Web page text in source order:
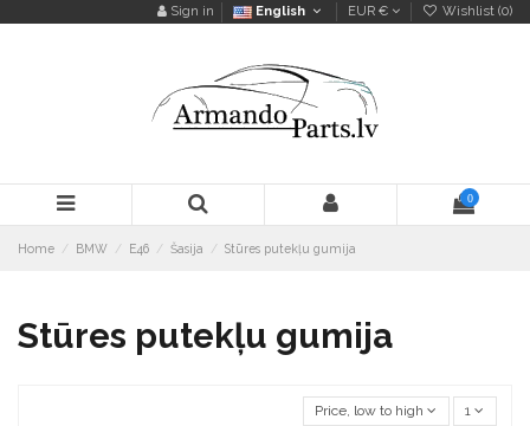
Sign in English EUR € Wishlist (0)
0
Home BMW E46 Šasija Stūres putekļu gumija
Stūres putekļu gumija
Price, low to high 1